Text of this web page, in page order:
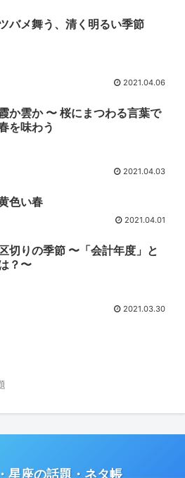
バメ舞う、清く明るい季節
2021.04.06
か雲か 〜 桜にまつわる言葉で
を味わう
2021.04.03
色い春
2021.04.01
区切りの季節 〜「会計年度」と
？〜
2021.03.30
星座の話題・ネタ帳